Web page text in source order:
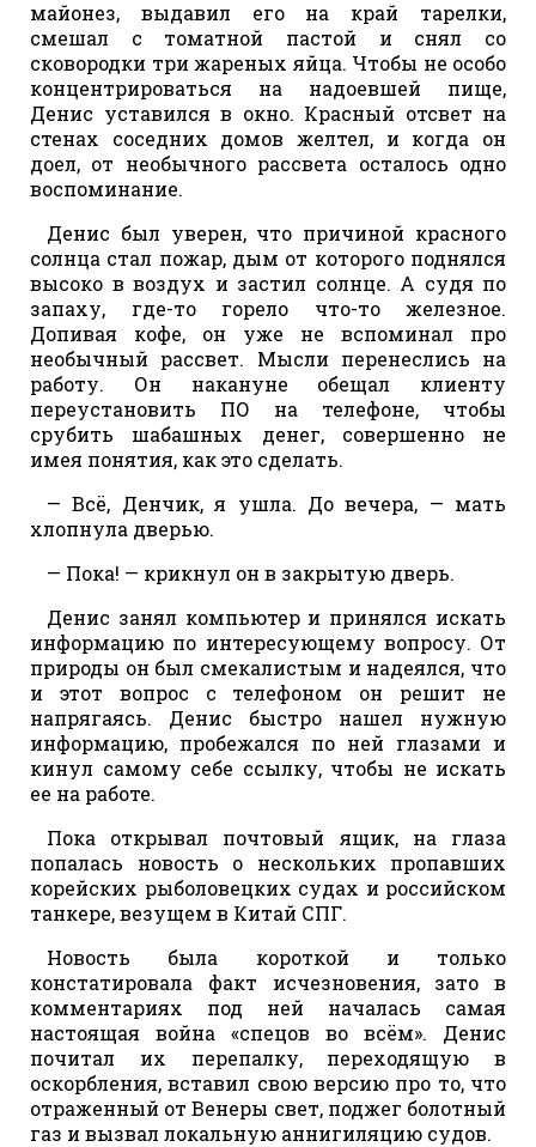
майонез, выдавил его на край тарелки,
смешал с томатной пастой и снял со
сковородки три жареных яйца. Чтобы не особо
концентрироваться на надоевшей пище,
Денис уставился в окно. Красный отсвет на
стенах соседних домов желтел, и когда он
доел, от необычного рассвета осталось одно
воспоминание.
Денис был уверен, что причиной красного
солнца стал пожар, дым от которого поднялся
высоко в воздух и застил солнце. А судя по
запаху, где-то горело что-то железное.
Допивая кофе, он уже не вспоминал про
необычный рассвет. Мысли перенеслись на
работу. Он накануне обещал клиенту
переустановить ПО на телефоне, чтобы
срубить шабашных денег, совершенно не
имея понятия, как это сделать.
— Всё, Денчик, я ушла. До вечера, — мать
хлопнула дверью.
— Пока! — крикнул он в закрытую дверь.
Денис занял компьютер и принялся искать
информацию по интересующему вопросу. От
природы он был смекалистым и надеялся, что
и этот вопрос с телефоном он решит не
напрягаясь. Денис быстро нашел нужную
информацию, пробежался по ней глазами и
кинул самому себе ссылку, чтобы не искать
ее на работе.
Пока открывал почтовый ящик, на глаза
попалась новость о нескольких пропавших
корейских рыболовецких судах и российском
танкере, везущем в Китай СПГ.
Новость была короткой и только
констатировала факт исчезновения, зато в
комментариях под ней началась самая
настоящая война «спецов во всём». Денис
почитал их перепалку, переходящую в
оскорбления, вставил свою версию про то, что
отраженный от Венеры свет, поджег болотный
газ и вызвал локальную аннигиляцию судов.